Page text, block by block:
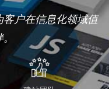
户在信息化领域值